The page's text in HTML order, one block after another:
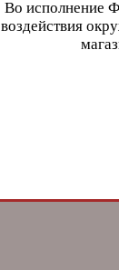
Во исполнение
воздействия